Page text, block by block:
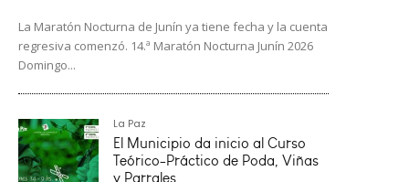
La Maratón Nocturna de Junín ya tiene fecha y la cuenta
regresiva comenzó. 14.ª Maratón Nocturna Junín 2026
Domingo...
La Paz
El Municipio da inicio al Curso
Teórico-Práctico de Poda, Viñas
y Parrales